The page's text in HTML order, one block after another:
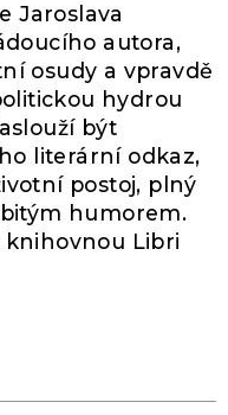
Jaroslava
autora,
osudy a vpravdě
hydrou
být
literární odkaz,
postoj, plný
humorem.
knihovnou Libri